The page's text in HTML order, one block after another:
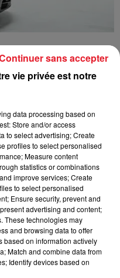
GAIN - DANS LE DOS
vie privée est notre
data processing based on
Store and/or access
to select advertising; Create
profiles to select personalised
Measure content
statistics or combinations
improve services; Create
to select personalised
Ensure security, prevent and
advertising and content;
These technologies may
and browsing data to offer
based on information actively
Match and combine data from
Identify devices based on
sans accepter